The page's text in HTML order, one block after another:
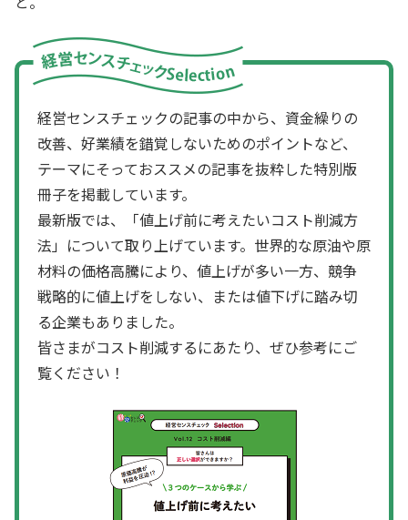
経営センスチェックの記事の中から、資金繰りの
改善、好業績を錯覚しないためのポイントなど、
テーマにそっておススメの記事を抜粋した特別版
冊子を掲載しています。
最新版では、「値上げ前に考えたいコスト削減方
法」について取り上げています。世界的な原油や原
材料の価格高騰により、値上げが多い一方、競争
戦略的に値上げをしない、または値下げに踏み切
る企業もありました。
皆さまがコスト削減するにあたり、ぜひ参考にご
覧ください！